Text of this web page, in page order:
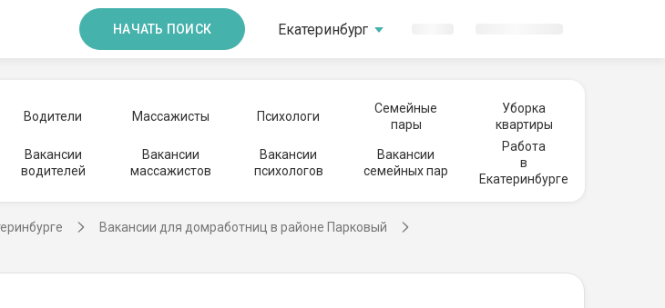
НАЧАТЬ ПОИСК Екатеринбург
Водители Массажисты Психологи
Семейные
пары
Уборка
квартиры
Вакансии
водителей
Вакансии
массажистов
Вакансии
психологов
Вакансии
семейных пар
Работа
в
Екатеринбурге
Вакансии для домработниц в районе Парковый